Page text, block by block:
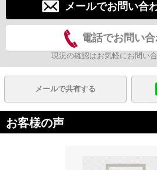
メールでお問い合
電話でお問い
現況の確認はお気軽にお問い合
メールで共有する
お客様の声